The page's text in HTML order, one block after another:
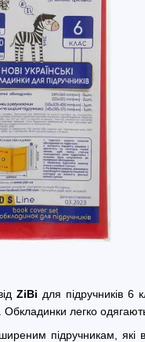
ZiBi для підручників 6
легко
підручникам, які